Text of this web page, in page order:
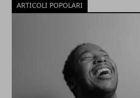
ARTICOLI POPOLARI